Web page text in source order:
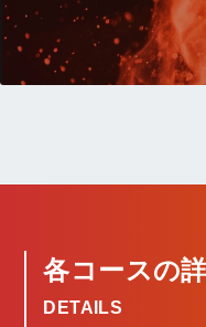
各コースの
DETAILS